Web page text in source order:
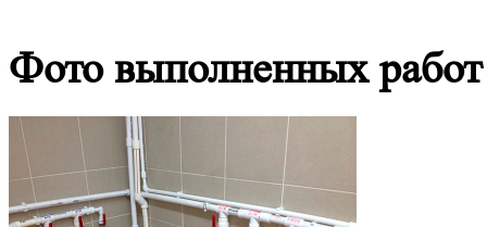
Фото выполненных работ